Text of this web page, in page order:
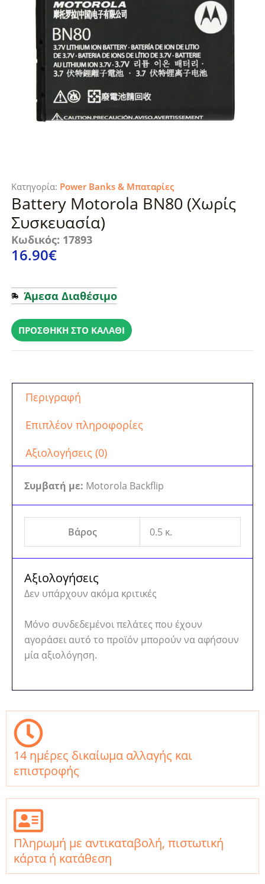
Κατηγορία: Power Banks & Μπαταρίες
Battery Motorola BN80 (Χωρίς
Συσκευασία)
Κωδικός: 17893
16.90€
Άμεσα Διαθέσιμο
Motorola
BN80
ΠΡΟΣΘΉΚΗ ΣΤΟ ΚΑΛΆΘΙ
Περιγραφή
Επιπλέον πληροφορίες
Αξιολογήσεις (0)
Συμβατή με: Motorola Backflip
Βάρος 0.5 κ.
Αξιολογήσεις
Δεν υπάρχουν ακόμα κριτικές
Μόνο συνδεδεμένοι πελάτες που έχουν
αγοράσει αυτό το προϊόν μπορούν να αφήσουν
μία αξιολόγηση.
14 ημέρες δικαίωμα αλλαγής και
επιστροφής
Πληρωμή με αντικαταβολή, πιστωτική
κάρτα ή κατάθεση